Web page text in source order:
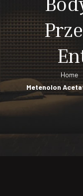
Home
Metenolon